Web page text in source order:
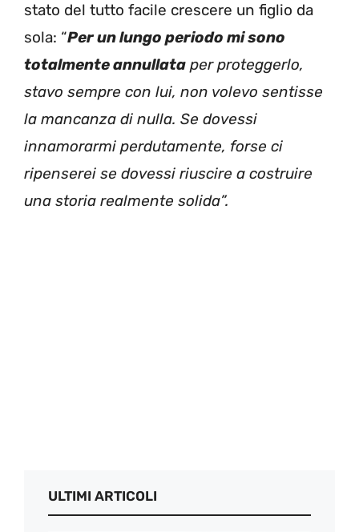
stato del tutto facile crescere un figlio da
sola: “Per un lungo periodo mi sono
totalmente annullata per proteggerlo,
stavo sempre con lui, non volevo sentisse
la mancanza di nulla. Se dovessi
innamorarmi perdutamente, forse ci
ripenserei se dovessi riuscire a costruire
una storia realmente solida”.
ULTIMI ARTICOLI